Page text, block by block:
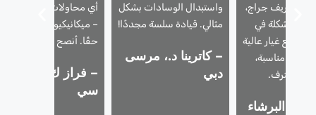
رابيد ريف جراج،
المشكلة في
قطع غيار عالية
مناسبة،
محترف.
البرشاء
واستبدال الوسادات بشكل
مثالي. قيادة سلسة مجددًا!
– كاترينا د.، مرسى
دبي
أي محاولات لزيادة
– ميكانيكيون صادقون
حقًا. أنصح به بشدة.
– فراز ك.، جيه في
سي